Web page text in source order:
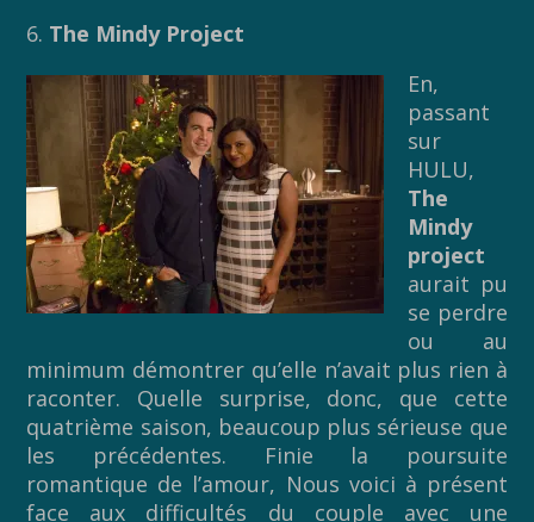
6. The Mindy Project
En,
passant
sur
HULU,
The
Mindy
project
aurait pu
se perdre
ou au
minimum démontrer qu’elle n’avait plus rien à
raconter. Quelle surprise, donc, que cette
quatrième saison, beaucoup plus sérieuse que
les précédentes. Finie la poursuite
romantique de l’amour, Nous voici à présent
face aux difficultés du couple avec une